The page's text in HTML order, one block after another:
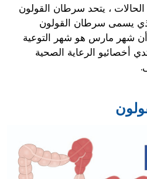
، يتحد سرطان القولون
يسمى سرطان القولون
شهر مارس هو شهر التوعية
أخصائيو الرعاية الصحية